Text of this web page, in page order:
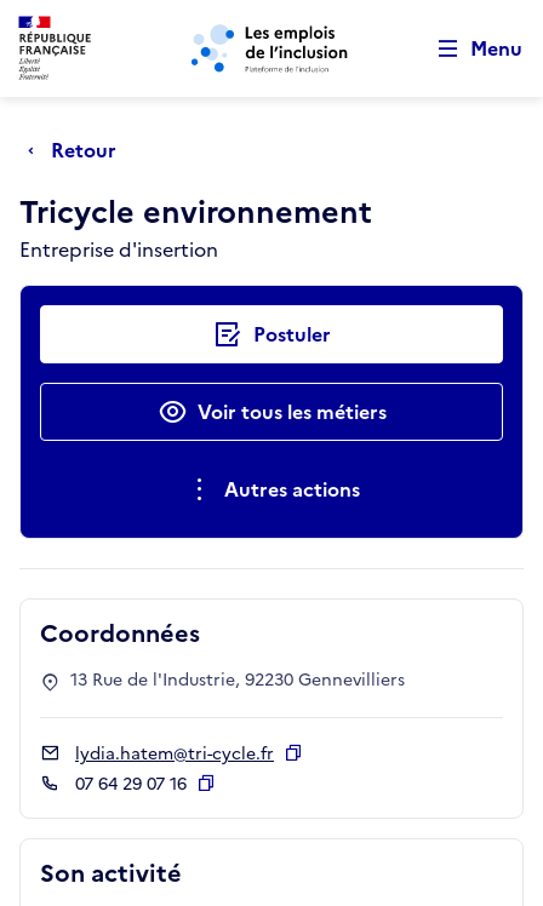
Aller au menu principal Aller au contenu principal
Menu
Retour
Tricycle environnement
Entreprise d'insertion
Actions rapides Postuler
Voir tous les métiers
Autres actions
Son activité
Coordonnées
13 Rue de l'Industrie, 92230 Gennevilliers
lydia.hatem@tri-cycle.fr
07 64 29 07 16
Retour au début de la page
Panneau de gestion des cookies